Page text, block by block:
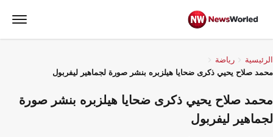
الرئيسية
رياضة
محمد صلاح يحيي ذكرى ضحايا هيلزبره بنشر صورة لجماهير ليفربول
محمد صلاح يحيي ذكرى ضحايا هيلزبره بنشر صورة
لجماهير ليفربول